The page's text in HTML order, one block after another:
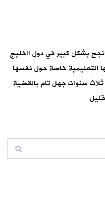
بشكل كبير في دول ااخليج
التعليمية خاصة حول نفسها
ثلاث سنوات جهل تام بالقضية